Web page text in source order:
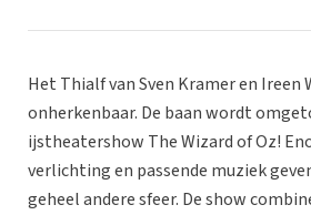
Het Thialf van Sven Kramer en Ireen
onherkenbaar. De baan wordt
ijstheatershow The Wizard of Oz!
verlichting en passende muziek
geheel andere sfeer. De show